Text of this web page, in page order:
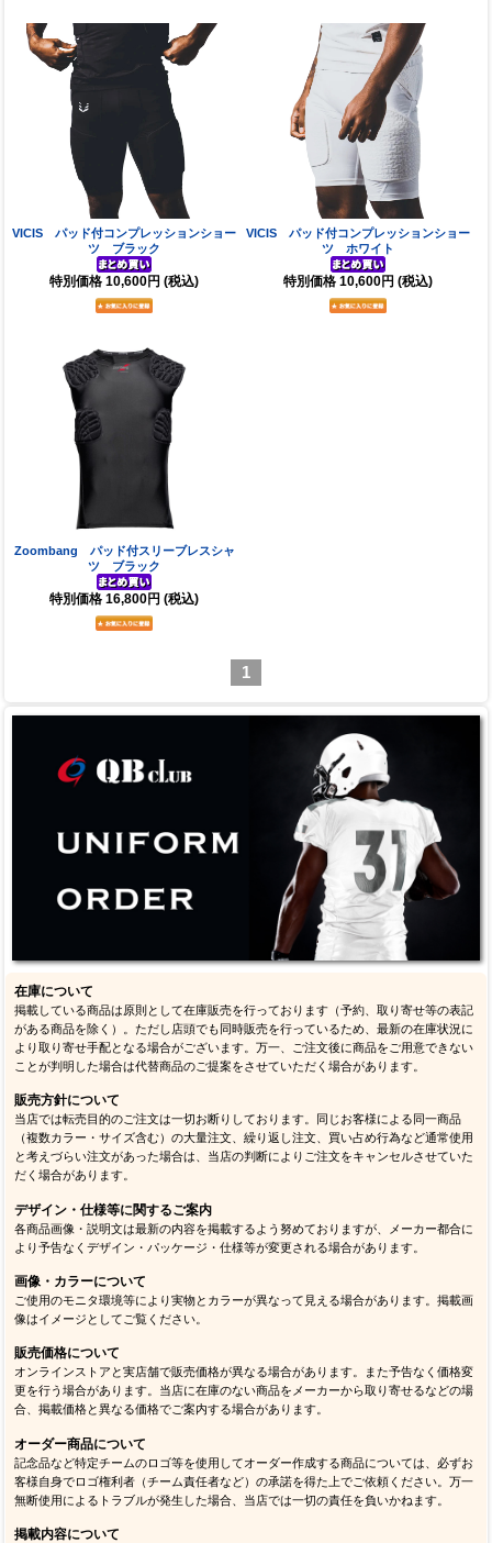
VICIS パッド付コンプレッションショー
ツ ブラック
特別価格 10,600円 (税込)
VICIS パッド付コンプレッションショー
ツ ホワイト
特別価格 10,600円 (税込)
Zoombang パッド付スリーブレスシャ
ツ ブラック
特別価格 16,800円 (税込)
1
在庫について
掲載している商品は原則として在庫販売を行っております（予約、取り寄せ等の表記
がある商品を除く）。ただし店頭でも同時販売を行っているため、最新の在庫状況に
より取り寄せ手配となる場合がございます。万一、ご注文後に商品をご用意できない
ことが判明した場合は代替商品のご提案をさせていただく場合があります。
販売方針について
当店では転売目的のご注文は一切お断りしております。同じお客様による同一商品
（複数カラー・サイズ含む）の大量注文、繰り返し注文、買い占め行為など通常使用
と考えづらい注文があった場合は、当店の判断によりご注文をキャンセルさせていた
だく場合があります。
デザイン・仕様等に関するご案内
各商品画像・説明文は最新の内容を掲載するよう努めておりますが、メーカー都合に
より予告なくデザイン・パッケージ・仕様等が変更される場合があります。
画像・カラーについて
ご使用のモニタ環境等により実物とカラーが異なって見える場合があります。掲載画
像はイメージとしてご覧ください。
販売価格について
オンラインストアと実店舗で販売価格が異なる場合があります。また予告なく価格変
更を行う場合があります。当店に在庫のない商品をメーカーから取り寄せるなどの場
合、掲載価格と異なる価格でご案内する場合があります。
オーダー商品について
記念品など特定チームのロゴ等を使用してオーダー作成する商品については、必ずお
客様自身でロゴ権利者（チーム責任者など）の承諾を得た上でご依頼ください。万一
無断使用によるトラブルが発生した場合、当店では一切の責任を負いかねます。
掲載内容について